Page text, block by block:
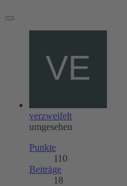
verzweifelt
umgesehen
Punkte
110
Beiträge
18